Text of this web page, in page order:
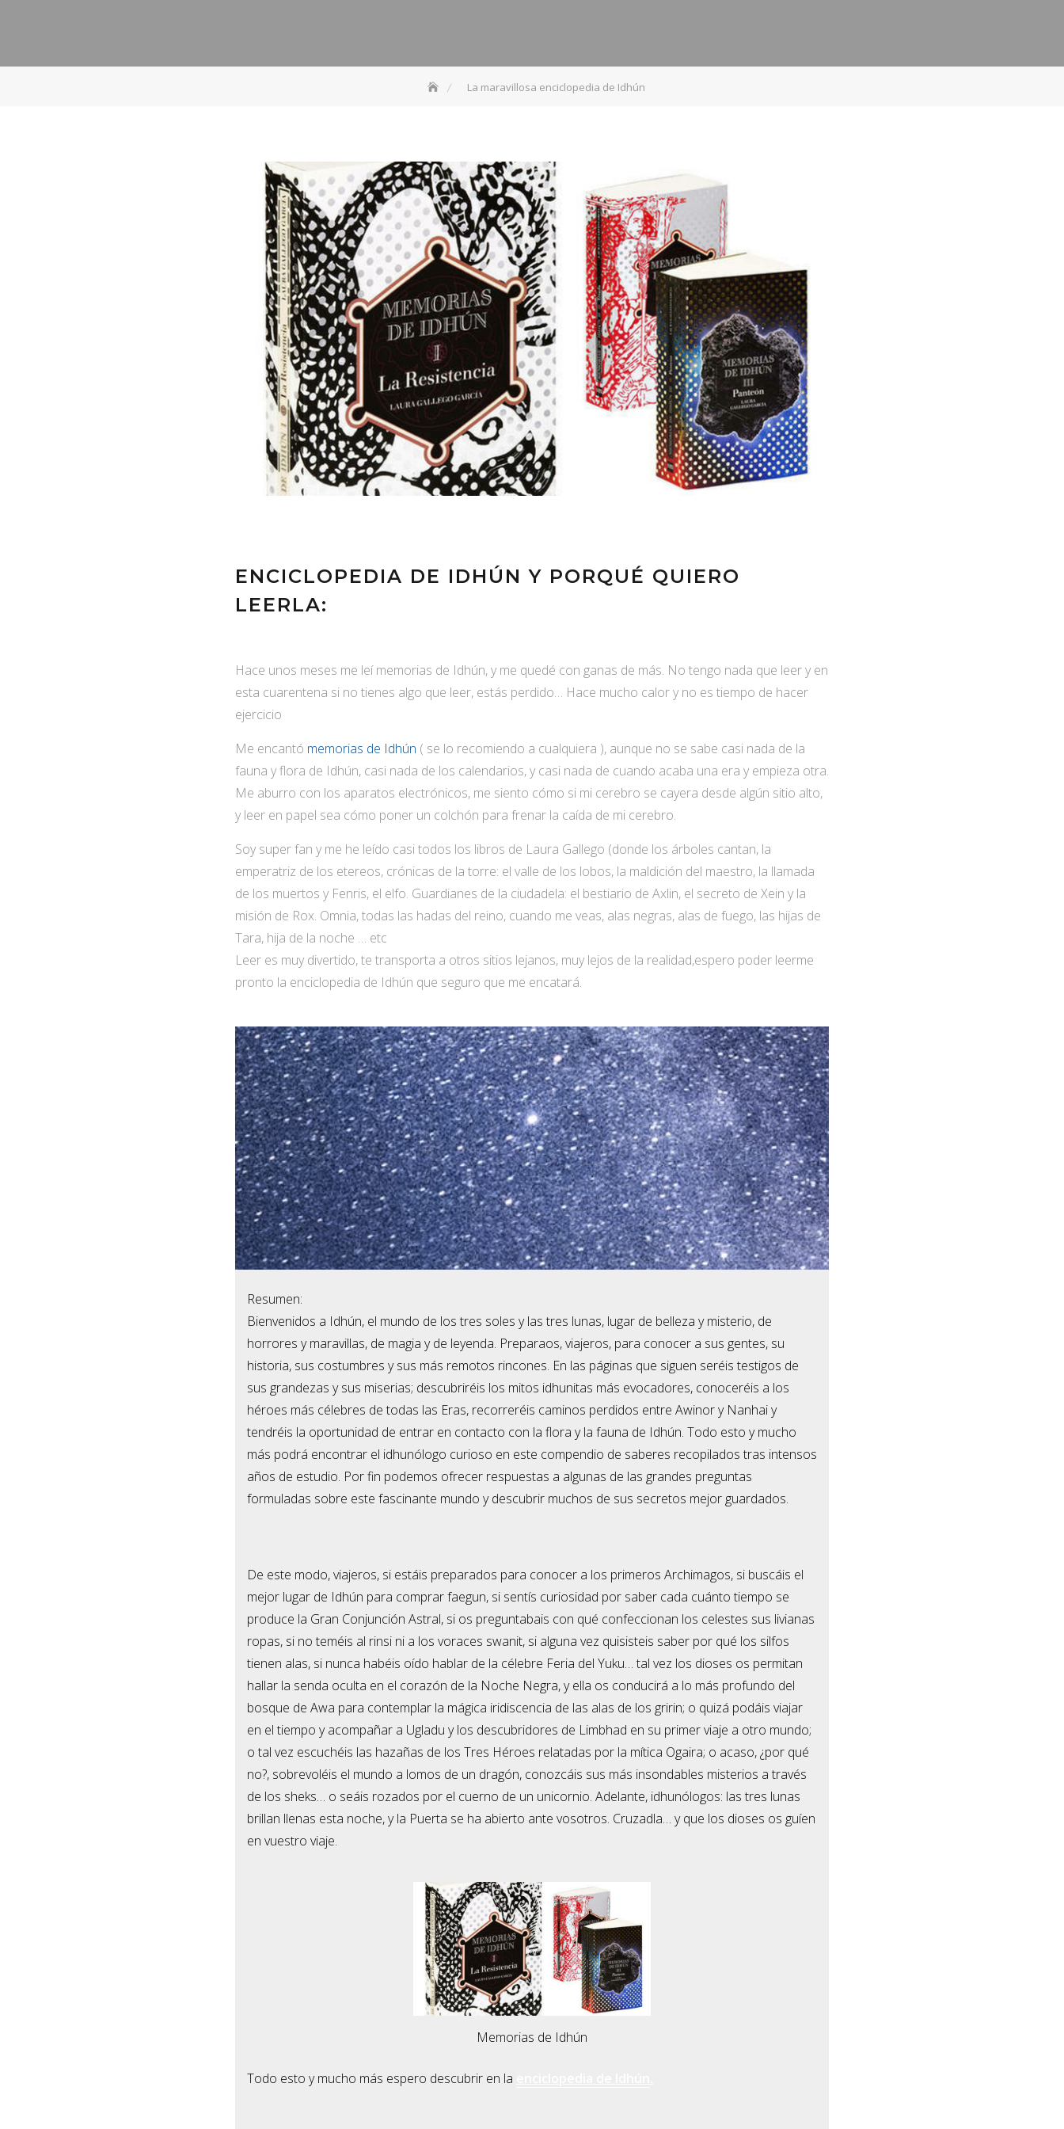
La maravillosa enciclopedia de Idhún
ENCICLOPEDIA DE IDHÚN Y PORQUÉ QUIERO
LEERLA:
Hace unos meses me leí memorias de Idhún, y me quedé con ganas de más. No tengo nada que leer y en
esta cuarentena si no tienes algo que leer, estás perdido… Hace mucho calor y no es tiempo de hacer
ejercicio
Me encantó memorias de Idhún ( se lo recomiendo a cualquiera ), aunque no se sabe casi nada de la
fauna y flora de Idhún, casi nada de los calendarios, y casi nada de cuando acaba una era y empieza otra.
Me aburro con los aparatos electrónicos, me siento cómo si mi cerebro se cayera desde algún sitio alto,
y leer en papel sea cómo poner un colchón para frenar la caída de mi cerebro.
Soy super fan y me he leído casi todos los libros de Laura Gallego (donde los árboles cantan, la
emperatriz de los etereos, crónicas de la torre: el valle de los lobos, la maldición del maestro, la llamada
de los muertos y Fenris, el elfo. Guardianes de la ciudadela: el bestiario de Axlin, el secreto de Xein y la
misión de Rox. Omnia, todas las hadas del reino, cuando me veas, alas negras, alas de fuego, las hijas de
Tara, hija de la noche … etc
Leer es muy divertido, te transporta a otros sitios lejanos, muy lejos de la realidad,espero poder leerme
pronto la enciclopedia de Idhún que seguro que me encatará.
Resumen:
Bienvenidos a Idhún, el mundo de los tres soles y las tres lunas, lugar de belleza y misterio, de
horrores y maravillas, de magia y de leyenda. Preparaos, viajeros, para conocer a sus gentes, su
historia, sus costumbres y sus más remotos rincones. En las páginas que siguen seréis testigos de
sus grandezas y sus miserias; descubriréis los mitos idhunitas más evocadores, conoceréis a los
héroes más célebres de todas las Eras, recorreréis caminos perdidos entre Awinor y Nanhai y
tendréis la oportunidad de entrar en contacto con la flora y la fauna de Idhún. Todo esto y mucho
más podrá encontrar el idhunólogo curioso en este compendio de saberes recopilados tras intensos
años de estudio. Por fin podemos ofrecer respuestas a algunas de las grandes preguntas
formuladas sobre este fascinante mundo y descubrir muchos de sus secretos mejor guardados.
De este modo, viajeros, si estáis preparados para conocer a los primeros Archimagos, si buscáis el
mejor lugar de Idhún para comprar faegun, si sentís curiosidad por saber cada cuánto tiempo se
produce la Gran Conjunción Astral, si os preguntabais con qué confeccionan los celestes sus livianas
ropas, si no teméis al rinsi ni a los voraces swanit, si alguna vez quisisteis saber por qué los silfos
tienen alas, si nunca habéis oído hablar de la célebre Feria del Yuku… tal vez los dioses os permitan
hallar la senda oculta en el corazón de la Noche Negra, y ella os conducirá a lo más profundo del
bosque de Awa para contemplar la mágica iridiscencia de las alas de los gririn; o quizá podáis viajar
en el tiempo y acompañar a Ugladu y los descubridores de Limbhad en su primer viaje a otro mundo;
o tal vez escuchéis las hazañas de los Tres Héroes relatadas por la mítica Ogaira; o acaso, ¿por qué
no?, sobrevoléis el mundo a lomos de un dragón, conozcáis sus más insondables misterios a través
de los sheks… o seáis rozados por el cuerno de un unicornio. Adelante, idhunólogos: las tres lunas
brillan llenas esta noche, y la Puerta se ha abierto ante vosotros. Cruzadla… y que los dioses os guíen
en vuestro viaje.
Memorias de Idhún
Todo esto y mucho más espero descubrir en la